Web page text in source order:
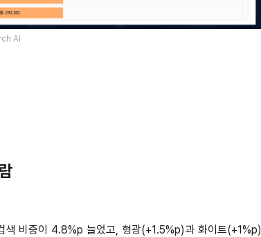
AI
비중이 4.8%p늘었고 형광(+1.5%p)과 화이트(+1%p)